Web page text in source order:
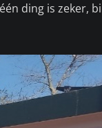
ding is zeker,